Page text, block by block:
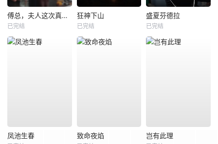
傅总，夫人这次真的死了
已完结
狂神下山
已完结
盛夏芬德拉
已完结
凤池生春 致命夜焰 岂有此理